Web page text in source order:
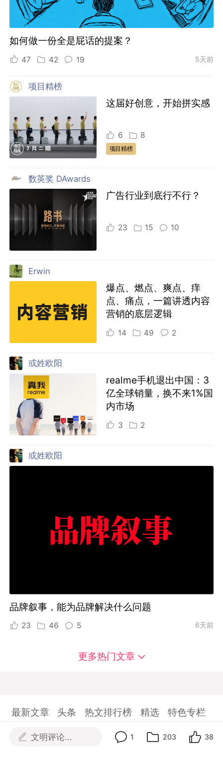
如何做一份全是屁话的提案？
47 42 19 5天前
项目精榜
这届好创意，开始拼实感
6 8
项目精榜
数英奖 DAwards
广告行业到底行不行？
23 15 10
Erwin
爆点、燃点、爽点、痒
点、痛点，一篇讲透内容
营销的底层逻辑
14 49 2
或姓欧阳
realme手机退出中国：3
亿全球销量，换不来1%国
内市场
3 2
或姓欧阳
品牌叙事，能为品牌解决什么问题
23 46 5 6天前
更多热门文章
最新文章 头条 热文排行榜 精选
特色专栏
最新项目
周精选 热门项目榜
全球奖库
文明评论... 1 203 38